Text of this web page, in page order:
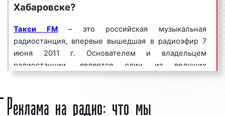
Востребованность радио объясняется тем, что
человек. Большая целевая аудитория
в сочетании с
массовым охватом населения делает рекламу на
радио эффективным способом продвижения
товаров и услуг.
Хабаровске?
Такси FM– это российская музыкальная
радиостанция, впервые вышедшая в радиоэфир 7
июня 2011 г. Основателем и владельцем
радиостанции, является один из ведущих
радиохолдингов России радиохолдинг «Krutoy
качестве радиостанции, которая погружает
Реклама на радио: что мы